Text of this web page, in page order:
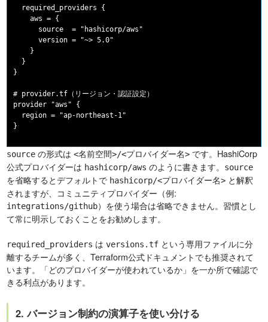
  required_providers {
    aws = {
      source  = "hashicorp/aws"
      version = "~> 5.0"
    }
  }
}
# provider.tf（リージョン・認証設定）
provider "aws" {
  region = "ap-northeast-1"
source の形式は<名前空間>/<プロバイダー名> です。HashiCorp
公式プロバイダーは hashicorp/aws のように書きます。 source
を省略するとデフォルトで hashicorp/<プロバイダー名> と解釈
されますが、コミュニティプロバイダー（例:
integrations/github）を使う場合は省略できません。習慣とし
て常に明示しておくことをお勧めします。
required_providers はversions.tf という専用ファイルに分
離するチームが多く、Terraform公式ドキュメントでも推奨されて
います。「どのプロバイダーが使われているか」を一か所で確認で
きる利点があります。
2. バージョン制約の演算子を使い分ける